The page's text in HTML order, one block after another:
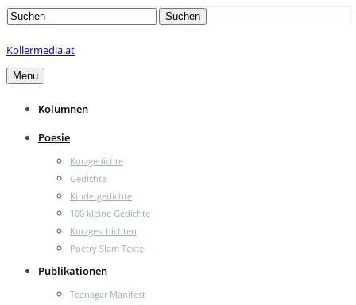
Search
Suchen
Kollermedia.at
Menu
Kolumnen
Poesie
Kurzgedichte
Gedichte
Kindergedichte
100 kleine Gedichte
Kurzgeschichten
Poetry Slam Texte
Publikationen
Teenager Manifest